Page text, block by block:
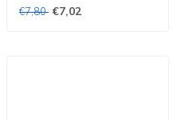
€7,80 €7,02